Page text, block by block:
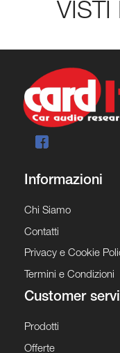
VISTI
Informazioni
Chi Siamo
Contatti
Privacy e Cookie
Termini e Condizioni
Customer
Prodotti
Offerte